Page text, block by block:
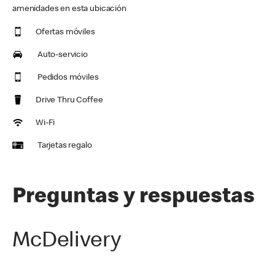
amenidades en esta ubicación
Ofertas móviles
Auto-servicio
Pedidos móviles
Drive Thru Coffee
Wi-Fi
Tarjetas regalo
Preguntas y respuestas
McDelivery